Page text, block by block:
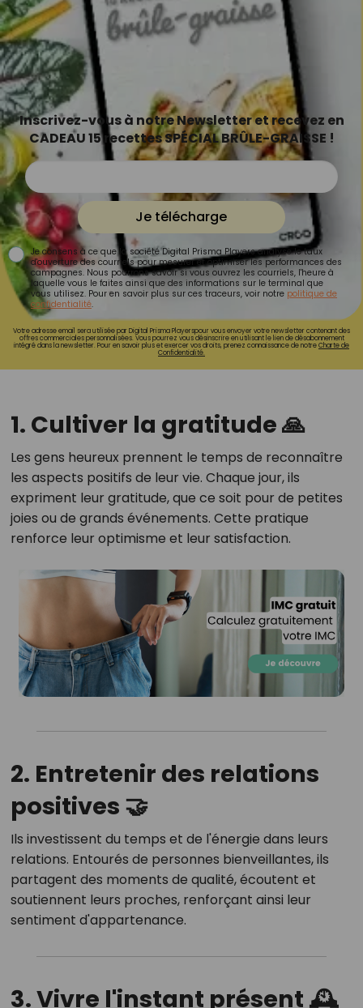
Inscrivez-vous à notre Newsletter et recevez en
CADEAU 15 recettes SPÉCIAL BRÛLE-GRAISSE !
Je télécharge
Je consens à ce que la société Digital Prisma Players analyse le taux
d'ouverture des courriels pour mesurer et optimiser les performances des
campagnes. Nous pourrons savoir si vous ouvrez les courriels, l'heure à
laquelle vous le faites ainsi que des informations sur le terminal que
vous utilisez. Pour en savoir plus sur ces traceurs, voir notre politique de
confidentialité.
Votre adresse email sera utilisée par Digital Prisma Playerspour vous envoyer votre newsletter contenant des
offres commerciales personnalisées. Vous pourrez vous désinscrire en utilisant le lien de désabonnement
intégré dans la newsletter. Pour en savoir plus et exercer vos droits, prenez connaissance de notreCharte de
Confidentialité.
1. Cultiver la gratitude 🙏
Les gens heureux prennent le temps de reconnaître
les aspects positifs de leur vie. Chaque jour, ils
expriment leur gratitude, que ce soit pour de petites
joies ou de grands événements. Cette pratique
renforce leur optimisme et leur satisfaction.
2. Entretenir des relations
positives 🤝
Ils investissent du temps et de l'énergie dans leurs
relations. Entourés de personnes bienveillantes, ils
partagent des moments de qualité, écoutent et
soutiennent leurs proches, renforçant ainsi leur
sentiment d'appartenance.
3. Vivre l'instant présent 🕰️